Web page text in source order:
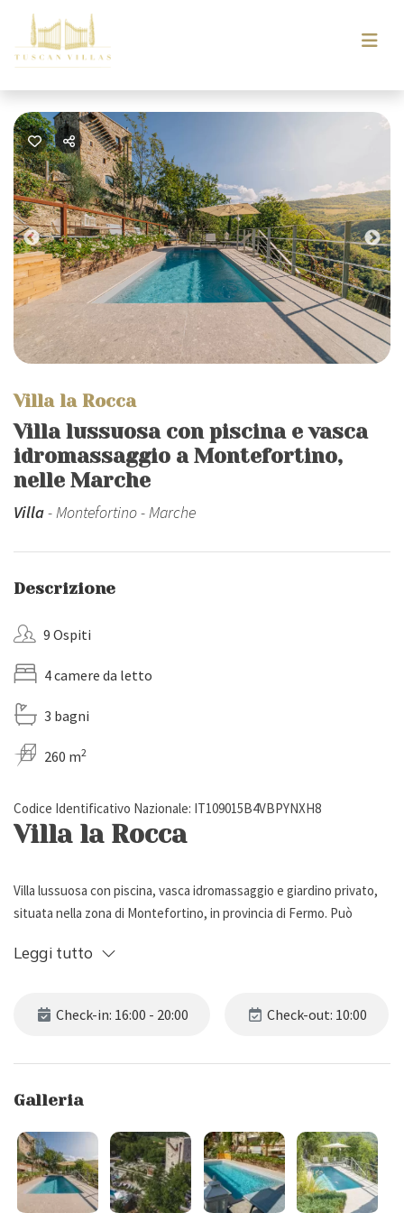
Previous
Villa la Rocca
Villa lussuosa con piscina e vasca
idromassaggio a Montefortino,
nelle Marche
Villa- Montefortino - Marche
Descrizione
9 Ospiti
4 camere da letto
3 bagni
260 m2
Codice Identificativo Nazionale: IT109015B4VBPYNXH8
Villa la Rocca
Villa lussuosa con piscina, vasca idromassaggio e giardino privato,
situata nella zona di Montefortino, in provincia di Fermo. Può
uno scenario incantevole tra il Monte Sibilla, la gola dell'Infernaccio
Costruita in origine nel 1080 DC come torre di avvistamento per
difendere l'area di Fermo, la proprietà è oggi una sistemazione di
lusso, dotata di un grande parco privato con piante e creazioni
artistiche, un roseto a forma di cuore, un anfiteatro con splendida
vista, e alcuni sentieri privati dove poter tranquillamente
Leggi tutto
Check-in: 16:00 - 20:00 Check-out: 10:00
Galleria